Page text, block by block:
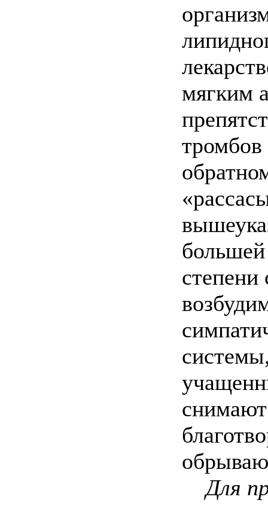
мягким
тромбов
степени
Для